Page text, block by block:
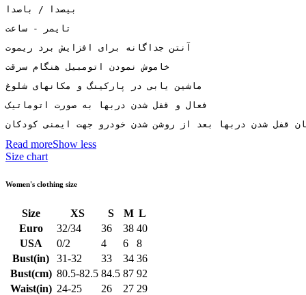
بیصدا / باصدا
تایمر - ساعت
آنتن جداگانه برای افزایش برد ریموت
خاموش نمودن اتومبیل هنگام سرقت
ماشین یابی در پارکینگ و مکانهای شلوغ
فعال و قفل شدن دربها به صورت اتوماتیک
قفل شدن دربها بعد از روشن شدن خودرو جهت ایمنی کودکان
Read moreShow less
Size chart
Women's clothing size
Size XS S M L
Euro
32/34 36 38 40
USA
0/2 4 6
8
Bust(in)
31-32 33 34 36
Bust(cm) 80.5-82.5 84.5 87 92
Waist(in) 24-25 26 27 29